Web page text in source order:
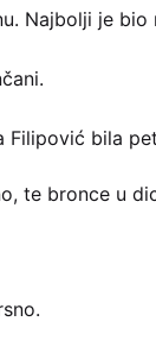
Najbolji je
bila
te bronce u